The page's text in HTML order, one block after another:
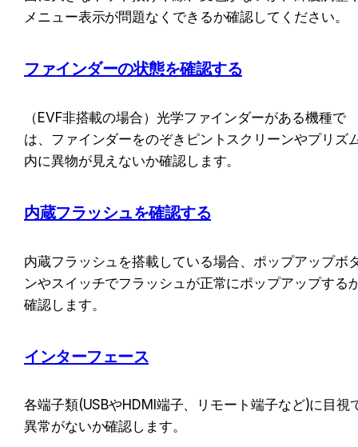
メニュー表示が問題なくできるか確認してください。
ファインダーの状態を確認する
（EVF非搭載の場合）光学ファインダーがある機種で
は、ファインダーをのぞきピントスクリーンやプリズ
内に異物が見えないか確認します。
内蔵フラッシュを確認する
内蔵フラッシュを搭載している場合、ポップアップボ
ンやスイッチでフラッシュが正常にポップアップする
確認します。
インターフェース
各端子類(USBやHDMI端子、リモート端子など)に目視
異常がないか確認します。